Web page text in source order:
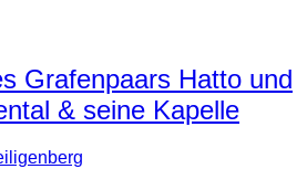
Grafenpaars Hatto und
& seine Kapelle